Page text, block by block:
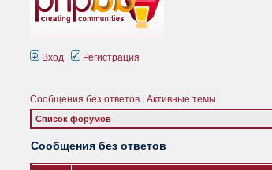
Вход Регистрация
Сообщения без ответов Активные темы
Список форумов
Сообщения без ответов